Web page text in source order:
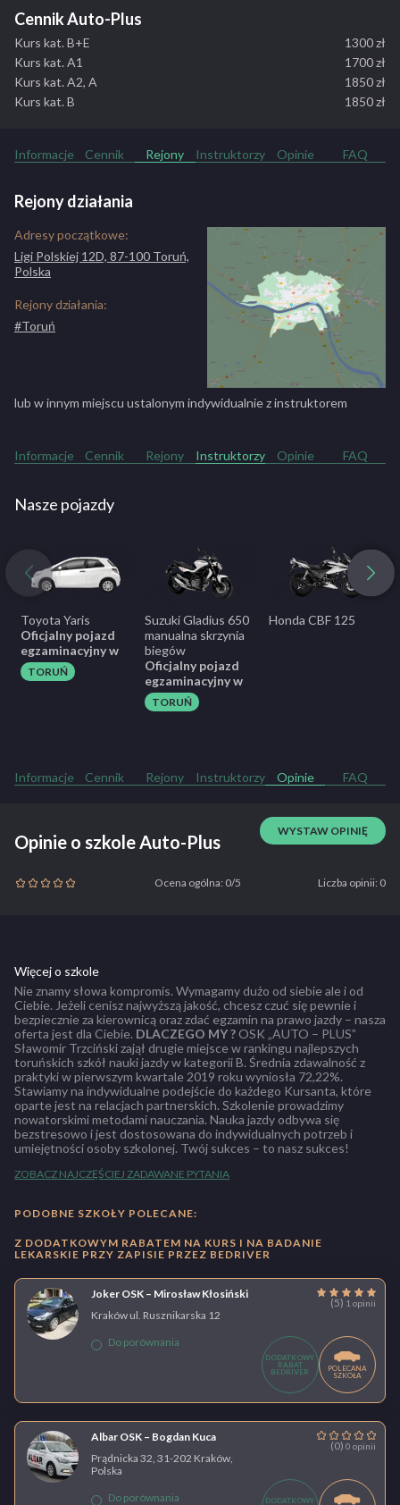
Cennik Auto-Plus
Kurs kat. B+E
1300 zł
Kurs kat. A1
1700 zł
Kurs kat. A2, A
1850 zł
Kurs kat. B
1850 zł
Informacje Cennik Rejony Instruktorzy Opinie FAQ
Rejony działania
Adresy początkowe:
Ligi Polskiej 12D, 87-100 Toruń,
Polska
Rejony działania:
#Toruń
lub w innym miejscu ustalonym indywidualnie z instruktorem
Informacje Cennik Rejony Instruktorzy Opinie FAQ
Nasze pojazdy
Toyota Yaris
Oficjalny pojazd
egzaminacyjny w
TORUŃ
Suzuki Gladius 650
manualna skrzynia
biegów
Oficjalny pojazd
egzaminacyjny w
TORUŃ
Honda CBF 125
Informacje Cennik Rejony Instruktorzy Opinie FAQ
Opinie o szkole Auto-Plus
WYSTAW OPINIĘ
Ocena ogólna: 0/5 Liczba opinii: 0
Więcej o szkole
Nie znamy słowa kompromis. Wymagamy dużo od siebie ale i od
Ciebie. Jeżeli cenisz najwyższą jakość, chcesz czuć się pewnie i
bezpiecznie za kierownicą oraz zdać egzamin na prawo jazdy – nasza
oferta jest dla Ciebie. DLACZEGO MY ? OSK „AUTO – PLUS”
Sławomir Trzciński zajął drugie miejsce w rankingu najlepszych
toruńskich szkół nauki jazdy w kategorii B. Średnia zdawalność z
praktyki w pierwszym kwartale 2019 roku wyniosła 72,22%.
Stawiamy na indywidualne podejście do każdego Kursanta, które
oparte jest na relacjach partnerskich. Szkolenie prowadzimy
nowatorskimi metodami nauczania. Nauka jazdy odbywa się
bezstresowo i jest dostosowana do indywidualnych potrzeb i
umiejętności osoby szkolonej. Twój sukces – to nasz sukces!
ZOBACZ NAJCZĘŚCIEJ ZADAWANE PYTANIA
PODOBNE SZKOŁY POLECANE:
Z DODATKOWYM RABATEM NA KURS I NA BADANIE
LEKARSKIE PRZY ZAPISIE PRZEZ BEDRIVER
Joker OSK – Mirosław Kłosiński
(5) 1 opinii
Kraków ul. Rusznikarska 12
Do porównania
DODATKOWY
RABAT
BEDRIVER
POLECANA
SZKOŁA
Albar OSK – Bogdan Kuca
(0) 0 opinii
Prądnicka 32, 31-202 Kraków,
Polska
Do porównania
DODATKOWY